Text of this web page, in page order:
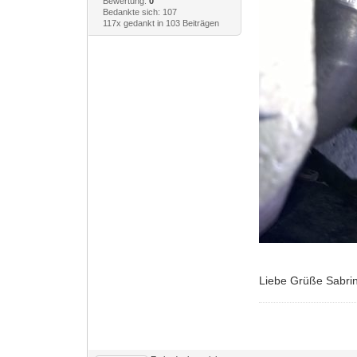
Bedankte sich: 107
117x gedankt in 103 Beiträgen
Liebe Grüße